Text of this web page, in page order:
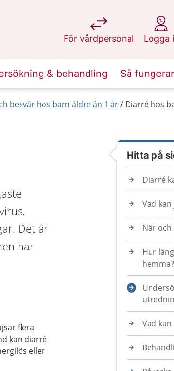
För vårdpersonal
på 1177.se
Logga
på
& behandling Så
besvär hos barn äldre än 1 år Diarré hos
Det är
har
flera
kan diarré
eller
Hitta på
Diarré
Vad kan
När och
Hur
hemma?
Vad